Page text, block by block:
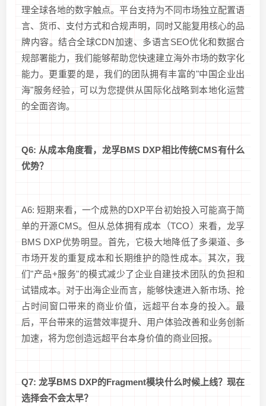
理全球各地的数字触点。平台支持为不同市场独立配置语
言、货币、支付方式和合规声明，同时又能复用核心的品
牌内容。结合全球CDN加速、多语言SEO优化和数据合
规部署能力，我们能够帮助您快速建立海外市场的数字化
能力。更重要的是，我们的团队拥有丰富的"中国企业出
海"服务经验，可以为您提供从国际化战略到本地化运营
的全面咨询。
Q6: 从成本角度看，龙孚BMS DXP相比传统CMS有什么
优势？
A6: 短期来看，一个成熟的DXP平台初始投入可能高于简
单的开源CMS。但从总体拥有成本（TCO）来看，龙孚
BMS DXP优势明显。首先，它极大地降低了多渠道、多
市场开发的重复成本和长期维护的隐性成本。其次，我
们"产品+服务"的模式减少了企业自建技术团队的负担和
试错成本。对于出海企业而言，能够快速进入新市场、抢
占时间窗口带来的商业价值，远超平台本身的投入。最
后，平台带来的运营效率提升、用户体验改善和业务创新
加速，将为您创造远超平台本身价值的商业回报。
Q7: 龙孚BMS DXP的Fragment模块什么时候上线？现在
选择会不会太早？